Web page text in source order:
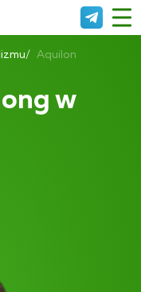
Aquilon
w